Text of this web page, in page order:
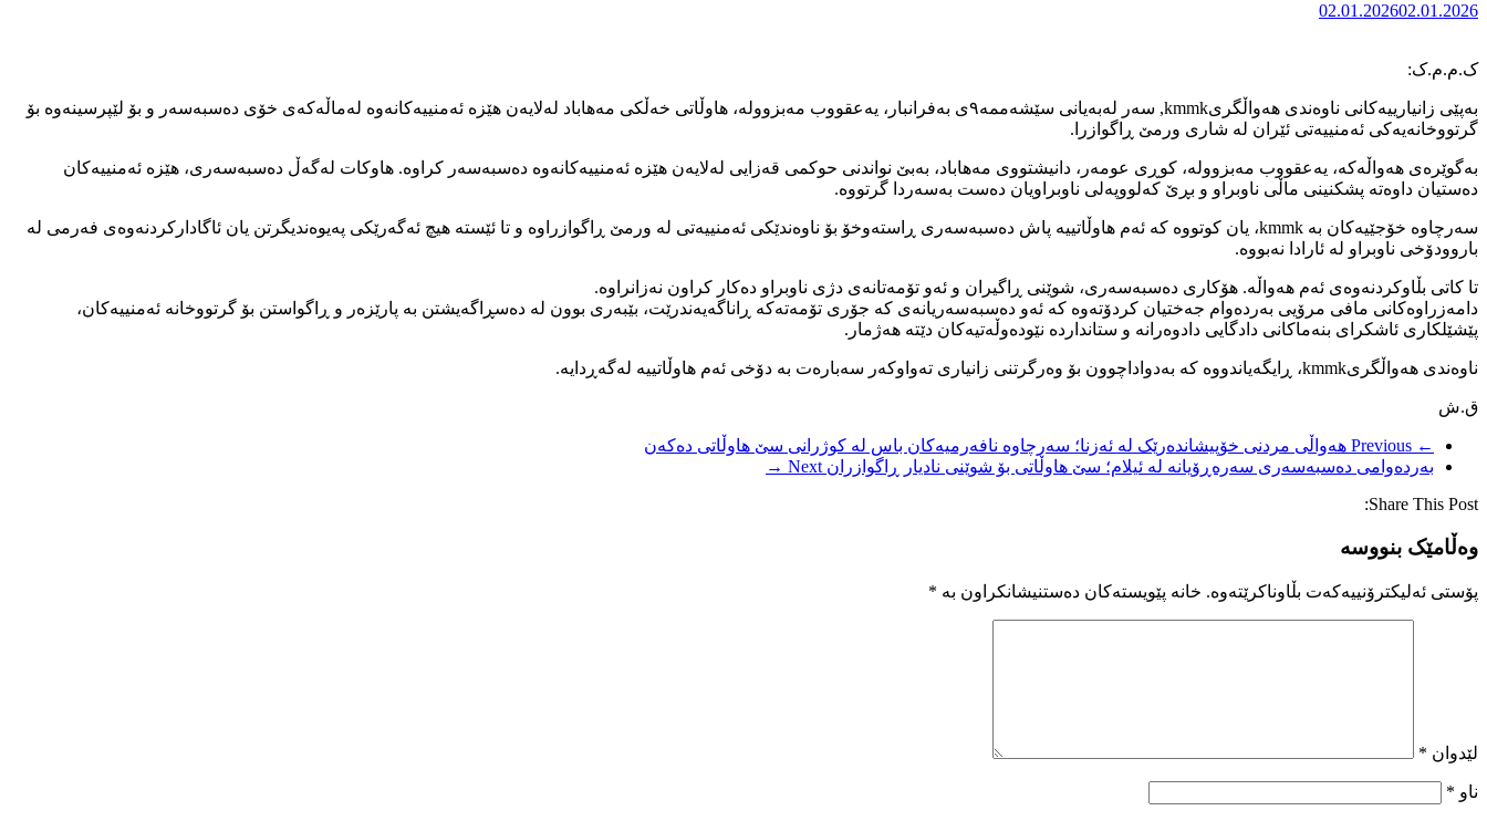
02.01.202602.01.2026
ک.م.م.ک:
بەپێی زانیارییەکانی ناوەندی هەواڵگریkmmk, سەر لەبەیانی سێشەممە٩ی بەفرانبار، یەعقووب مەبزوولە، هاوڵاتی خەڵکی مەهاباد لەلایەن هێزە ئەمنییەکانەوە لەماڵەکەی خۆی دەسبەسەر و بۆ لێپرسینەوە بۆ
گرتووخانەیەکی ئەمنییەتی ئێران لە شاری ورمێ ڕاگوازرا.
بەگوێرەی هەواڵەکە، یەعقووب مەبزوولە، کوڕی عومەر، دانیشتووی مەهاباد، بەبێ نواندنی حوکمی قەزایی لەلایەن هێزە ئەمنییەکانەوە دەسبەسەر کراوە. هاوکات لەگەڵ دەسبەسەری، هێزە ئەمنییەکان
دەستیان داوەتە پشکنینی ماڵی ناوبراو و بڕێ کەلووپەلی ناوبراویان دەست بەسەردا گرتووە.
سەرچاوە خۆجێیەکان بە kmmk، یان کوتووە کە ئەم هاوڵاتییە پاش دەسبەسەری ڕاستەوخۆ بۆ ناوەندێکی ئەمنییەتی لە ورمێ ڕاگوازراوە و تا ئێستە هیچ ئەگەرێکی پەیوەندیگرتن یان ئاگادارکردنەوەی فەرمی لە
باروودۆخی ناوبراو لە ئارادا نەبووە.
تا کاتی بڵاوکردنەوەی ئەم هەواڵە. هۆکاری دەسبەسەری، شوێنی ڕاگیران و ئەو تۆمەتانەی دژی ناوبراو دەکار کراون نەزانراوە.
دامەزراوەکانی مافی مرۆیی بەردەوام جەختیان کردۆتەوە کە ئەو دەسبەسەریانەی کە جۆری تۆمەتەکە ڕاناگەیەندرێت، بێبەری بوون لە دەسڕاگەیشتن بە پارێزەر و ڕاگواستن بۆ گرتووخانە ئەمنییەکان،
پێشێلکاری ئاشکرای بنەماکانی دادگایی دادوەرانە و ستانداردە نێودەوڵەتیەکان دێتە هەژمار.
ناوەندی هەواڵگریkmmk، ڕایگەیاندووە کە بەدواداچوون بۆ وەرگرتنی زانیاری تەواوکەر سەبارەت بە دۆخی ئەم هاوڵاتییە لەگەڕدایە.
ق.ش
← Previous
هەواڵی مردنی خۆپیشاندەرێک لە ئەزنا؛ سەرچاوە نافەرمیەکان باس لە کوژرانی سێ هاوڵاتی دەکەن
بەردەوامی دەسبەسەری سەرەڕۆیانە لە ئیلام؛ سێ هاوڵاتی بۆ شوێنی نادیار ڕاگوازران Next →
Share This Post:
وەڵامێک بنووسە
پۆستی ئەلیکترۆنییەکەت بڵاوناکرێتەوە. خانە پێویستەکان دەستنیشانکراون بە *
لێدوان *
ناو *